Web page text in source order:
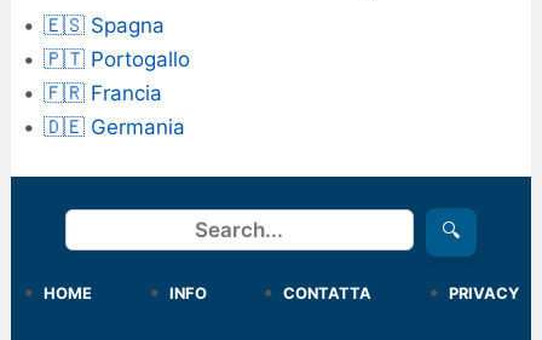
🇪🇸 Spagna
🇵🇹 Portogallo
🇫🇷 Francia
🇩🇪 Germania
Cerca 🔍
HOME INFO CONTATTA PRIVACY